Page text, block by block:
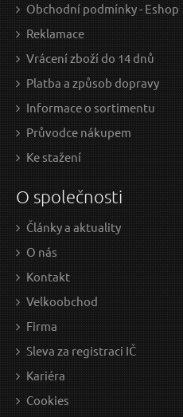
845 Kč / Ks
698.35 Kč bez DPH
Doprava zdarma
Obchodní podmínky - Eshop
Reklamace
Vrácení zboží do 14 dnů
Platba a způsob dopravy
Informace o sortimentu
Průvodce nákupem
Ke stažení
O společnosti
Články a aktuality
O nás
Kontakt
Velkoobchod
Firma
Sleva za registraci IČ
Kariéra
Cookies